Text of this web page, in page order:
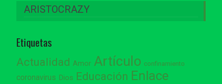
ARISTOCRAZY
Etiquetas
Actualidad Amor Artículo confinamiento
coronavirus Dios Educación Enlace